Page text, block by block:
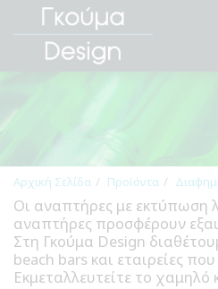
Αρχική Σελίδα Προϊόντα
Οι αναπτήρες με εκτύπωση
αναπτήρες προσφέρουν
Στη Γκούμα Design
beach bars και εταιρείες
Εκμεταλλευτείτε το